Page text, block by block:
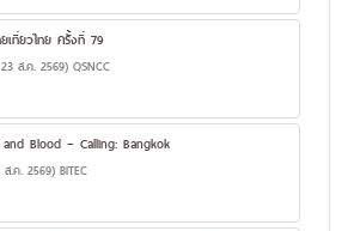
เที่ยวไทย ครั้งที่ 79
ส.ค. 2569) QSNCC
and Blood – Calling: Bangkok
.ค. 2569) BITEC